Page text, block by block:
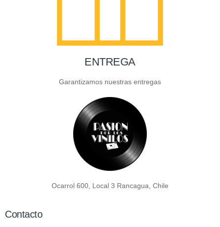
ENTREGA
Garantizamos nuestras entregas
Ocarrol 600, Local 3 Rancagua, Chile
Contacto